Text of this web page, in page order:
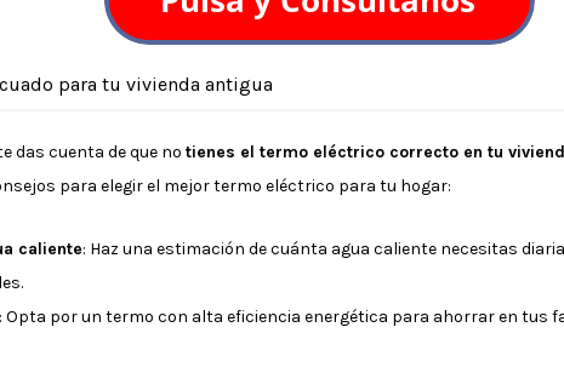
para tu vivienda antigua
das cuenta de que no tienes el termo eléctrico correcto en tu
para elegir el mejor termo eléctrico para tu hogar:
caliente: Haz una estimación de cuánta agua caliente necesitas
: Opta por un termo con alta eficiencia energética para ahorrar en tus